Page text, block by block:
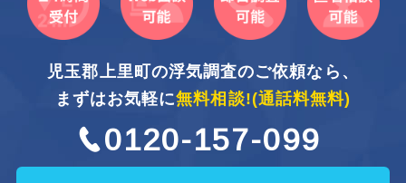
児玉郡上里町の浮気調査のご依頼なら、
まずはお気軽に無料相談!(通話料無料)
0120-157-099